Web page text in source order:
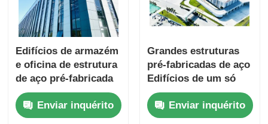
Edifícios de armazém
e oficina de estrutura
de aço pré-fabricada
contemporânea no
localEnviar inquérito
Grandes estruturas
pré-fabricadas de aço
Edifícios de um só
andar
Enviar inquérito